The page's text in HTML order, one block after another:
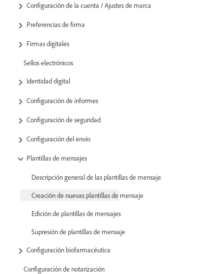
Configuración de la cuenta / Ajustes de marca
Preferencias de firma
Firmas digitales
Sellos electrónicos
Identidad digital
Configuración de informes
Configuración de seguridad
Configuración del envío
Plantillas de mensajes
Descripción general de las plantillas de mensaje
Creación de nuevas plantillas de mensaje
Edición de plantillas de mensajes
Supresión de plantillas de mensaje
Configuración biofarmacéutica
Configuración de notarización